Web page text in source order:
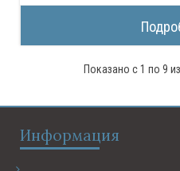
Показано с 1 по 9
Информация